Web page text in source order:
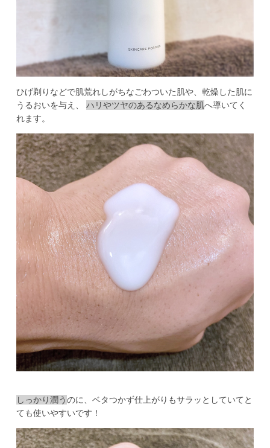
ひげ剃りなどで肌荒れしがちなごわついた肌や、乾燥した肌に
うるおいを与え、 ハリやツヤのあるなめらかな肌へ導いてく
しっかり潤うのに、ベタつかず仕上がりもサラッとしていてと